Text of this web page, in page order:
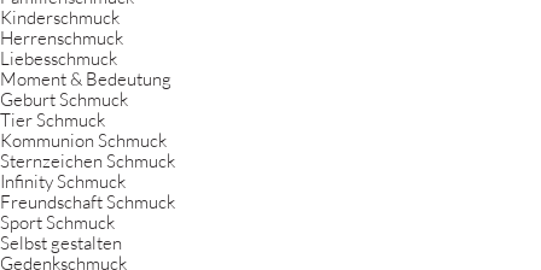
Kinderschmuck
Herrenschmuck
Liebesschmuck
Moment & Bedeutung
Geburt Schmuck
Tier Schmuck
Kommunion Schmuck
Sternzeichen Schmuck
Infinity Schmuck
Freundschaft Schmuck
Sport Schmuck
Selbst gestalten
Gedenkschmuck